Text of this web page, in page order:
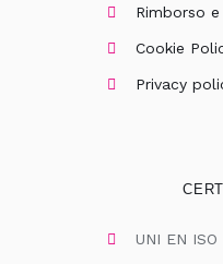
Rimborso e
Cookie
Privacy
UNI EN ISO